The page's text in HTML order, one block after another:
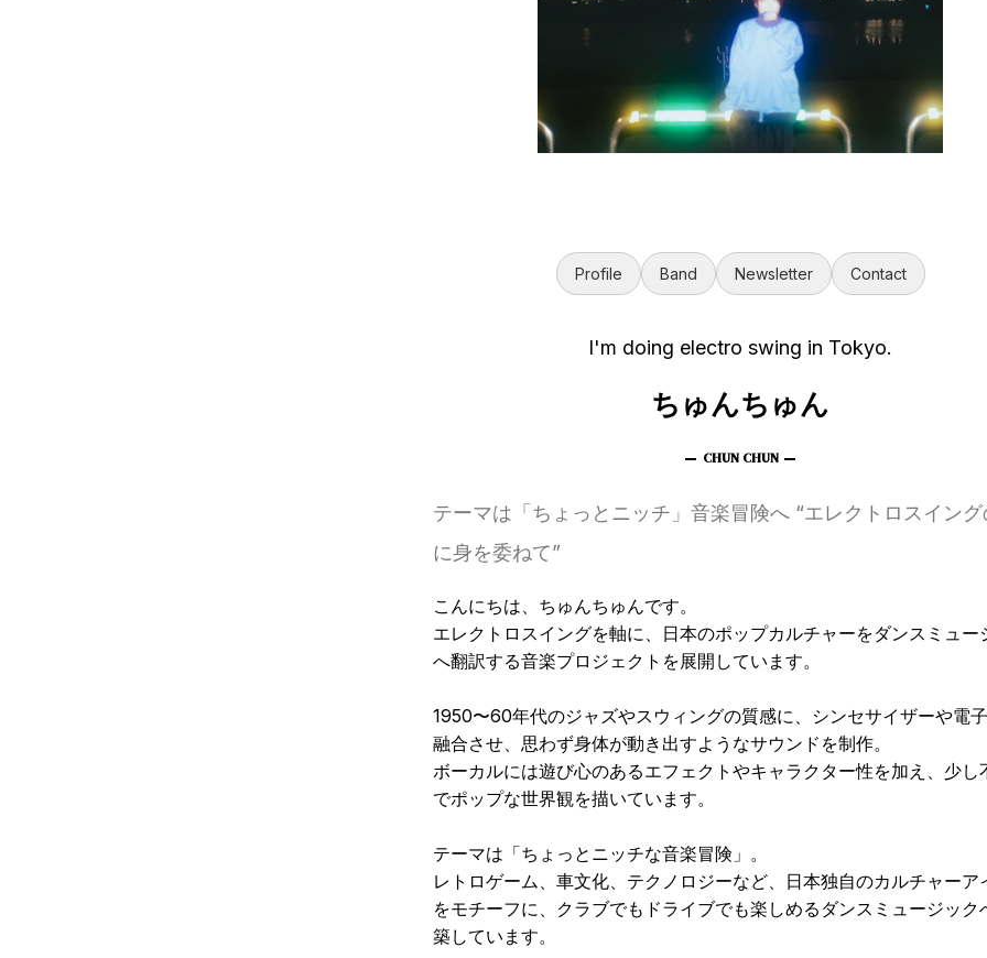
Profile Band Newsletter Contact
I'm doing electro swing in Tokyo.
ちゅんちゅん
テーマは「ちょっとニッチ」音楽冒険へ “エレクトロスイン
に身を委ねて”
こんにちは、ちゅんちゅんです。
エレクトロスイングを軸に、日本のポップカルチャーをダンスミュー
へ翻訳する音楽プロジェクトを展開しています。
1950〜60年代のジャズやスウィングの質感に、シンセサイザーや電
融合させ、思わず身体が動き出すようなサウンドを制作。
ボーカルには遊び心のあるエフェクトやキャラクター性を加え、少し
でポップな世界観を描いています。
テーマは「ちょっとニッチな音楽冒険」。
レトロゲーム、車文化、テクノロジーなど、日本独自のカルチャーア
をモチーフに、クラブでもドライブでも楽しめるダンスミュージック
築しています。